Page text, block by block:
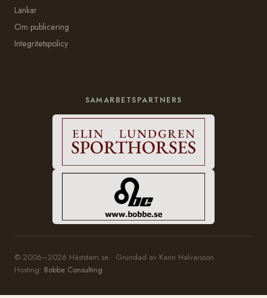
Länkar
Om publicering
Integritetspolicy
SAMARBETSPARTNERS
© 2006–2026 Häststam.se · Grundad av Karin Halvarsson
Hosting: Bobbe Consulting